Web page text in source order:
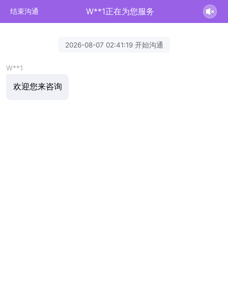
结束沟通 W**1正在为您服务
2026-08-07 02:41:19 开始沟通
W**1
欢迎您来咨询